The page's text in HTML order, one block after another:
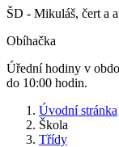
ŠD - Mikuláš, čert a
Obíhačka
Úřední hodiny v
do 10:00 hodin.
Úvodní stránka
Škola
Třídy